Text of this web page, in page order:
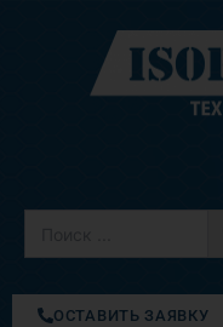
содержимому
ОСТАВИТЬ ЗАЯВКУ